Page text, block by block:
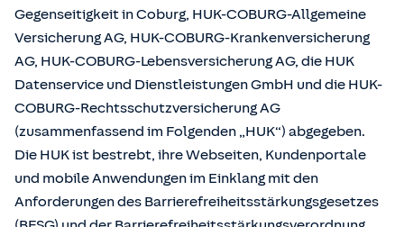
Gegenseitigkeit in Coburg, HUK-COBURG-Allgemeine
Versicherung AG, HUK-COBURG-Krankenversicherung
AG, HUK-COBURG-Lebensversicherung AG, die HUK
Datenservice und Dienstleistungen GmbH und die HUK-
COBURG-Rechtsschutzversicherung AG
(zusammenfassend im Folgenden „HUK“) abgegeben.
Die HUK ist bestrebt, ihre Webseiten, Kundenportale
und mobile Anwendungen im Einklang mit den
Anforderungen des Barrierefreiheitsstärkungsgesetzes